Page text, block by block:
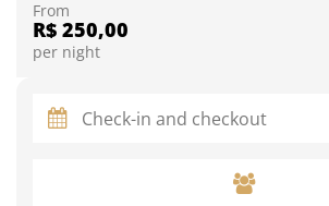
From
R$ 250,00
per night